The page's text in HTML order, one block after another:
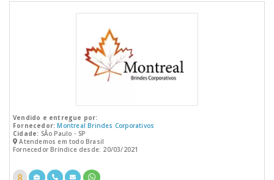
Vendido e entregue por:
Fornecedor: Montreal Brindes Corporativos
Cidade: SÃo Paulo - SP
Atendemos em todo Brasil
Fornecedor Bríndice desde: 20/03/2021